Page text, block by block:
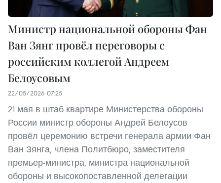
Министр национальной обороны Фан
Ван Зянг провёл переговоры с
российским коллегой Андреем
Белоусовым
22/05/2026 07:25
21 мая в штаб-квартире Министерства обороны
России министр обороны Андрей Белоусов
провёл церемонию встречи генерала армии Фан
Ван Зянга, члена Политбюро, заместителя
премьер-министра, министра национальной
обороны и высокопоставленной делегации